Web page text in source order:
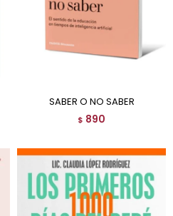
SABER O NO SABER
$ 890